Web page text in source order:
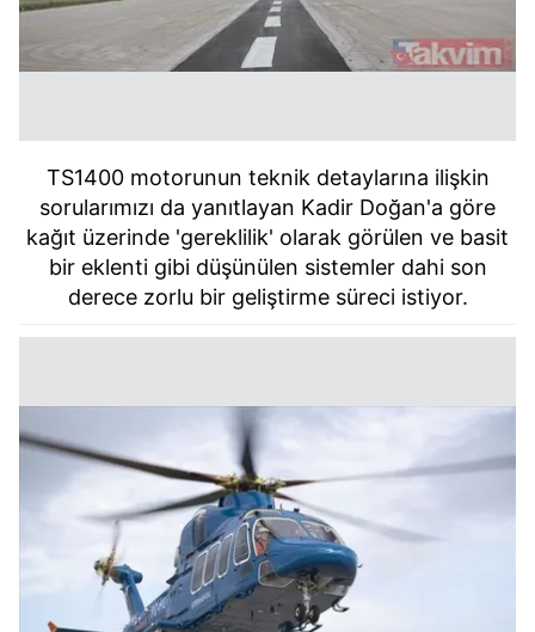
TS1400 motorunun teknik detaylarına ilişkin
sorularımızı da yanıtlayan Kadir Doğan'a göre
kağıt üzerinde 'gereklilik' olarak görülen ve basit
bir eklenti gibi düşünülen sistemler dahi son
derece zorlu bir geliştirme süreci istiyor.